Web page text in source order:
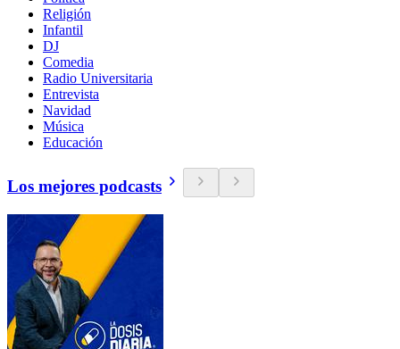
Religión
Infantil
DJ
Comedia
Radio Universitaria
Entrevista
Navidad
Música
Educación
Los mejores podcasts